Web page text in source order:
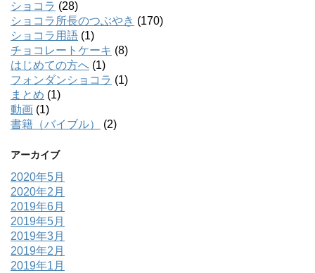
ショコラ (28)
ショコラ所長のつぶやき (170)
ショコラ用語 (1)
チョコレートケーキ (8)
はじめての方へ (1)
フォンダンショコラ (1)
まとめ (1)
動画 (1)
書籍（バイブル）
(2)
アーカイブ
2020年5月
2020年2月
2019年6月
2019年5月
2019年3月
2019年2月
2019年1月